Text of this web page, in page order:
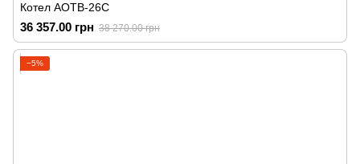
Котел АОТВ-26С
36 357.00 грн 38 270.00 грн
−5%